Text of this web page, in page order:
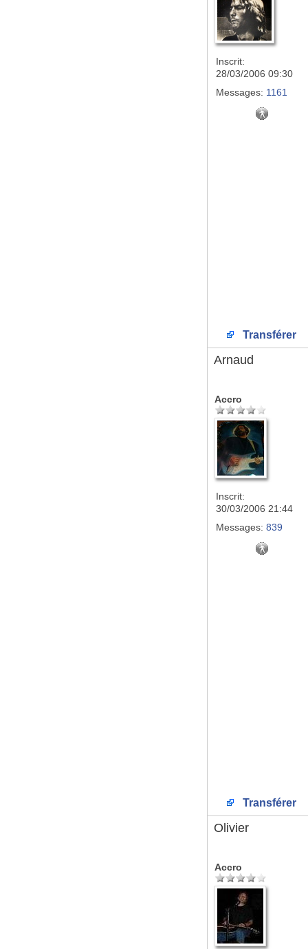
Inscrit:
28/03/2006 09:30
Messages: 1161
Transférer
Arnaud
Accro
Inscrit:
30/03/2006 21:44
Messages: 839
Transférer
Olivier
Accro